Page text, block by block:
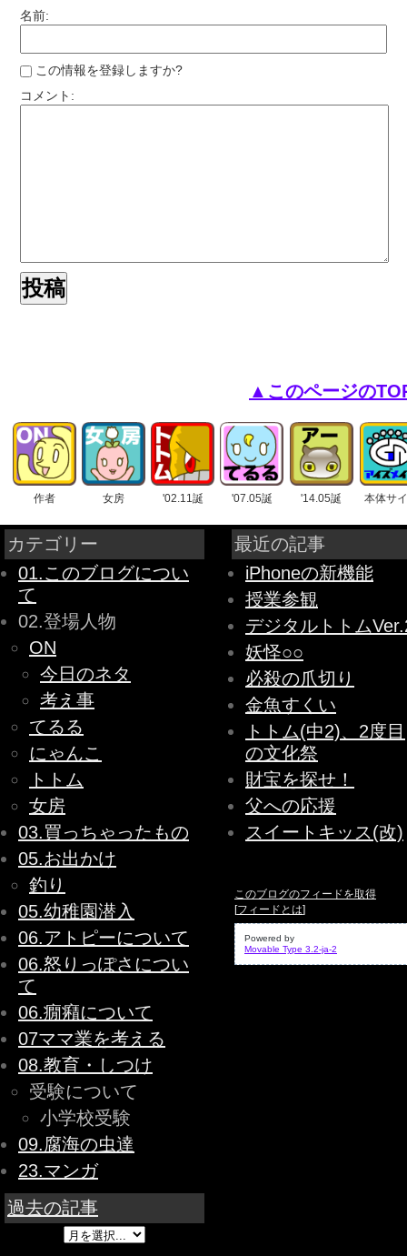
名前:
この情報を登録しますか?
コメント:
▲このページの
作者 女房 '02.11誕 '07.05誕 '14.05誕 本体サ
カテゴリー
01.このブログについ
て
02.登場人物
ON
今日のネタ
考え事
てるる
にゃんこ
トトム
女房
03.買っちゃったもの
05.お出かけ
釣り
05.幼稚園潜入
06.アトピーについて
06.怒りっぽさについ
て
06.癇癪について
07ママ業を考える
08.教育・しつけ
受験について
小学校受験
09.腐海の虫達
23.マンガ
過去の記事
最近の記事
iPhoneの新機能
授業参観
デジタルトトム
妖怪○○
必殺の爪切り
金魚すくい
トトム(中2)、2度目
の文化祭
財宝を探せ！
父への応援
スイートキッス(改)
このブログのフィードを取得
[フィードとは]
Powered by
Movable Type 3.2-ja-2